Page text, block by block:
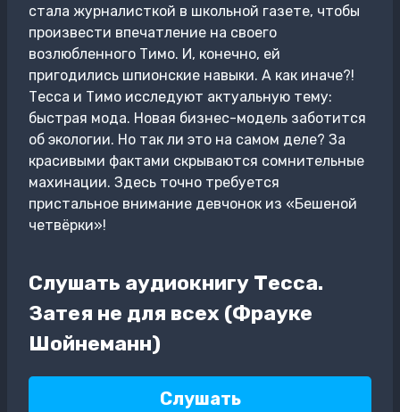
стала журналисткой в школьной газете, чтобы
произвести впечатление на своего
возлюбленного Тимо. И, конечно, ей
пригодились шпионские навыки. А как иначе?!
Тесса и Тимо исследуют актуальную тему:
быстрая мода. Новая бизнес-модель заботится
об экологии. Но так ли это на самом деле? За
красивыми фактами скрываются сомнительные
махинации. Здесь точно требуется
пристальное внимание девчонок из «Бешеной
четвёрки»!
Слушать аудиокнигу Тесса.
Затея не для всех (Фрауке
Шойнеманн)
Слушать